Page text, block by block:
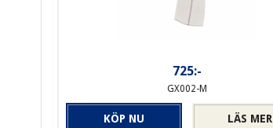
725:-
GX002-M
LÄS MER
KÖP NU